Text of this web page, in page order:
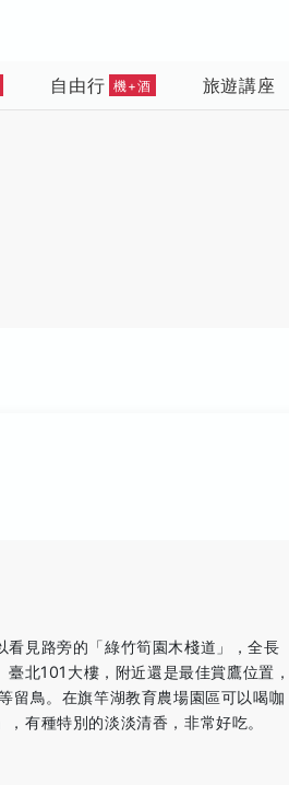
自由行 機+酒 旅遊講座
見路旁的「綠竹筍園木棧道」，全長
北101大樓，附近還是最佳賞鷹位置，
留鳥。在旗竿湖教育農場園區可以喝咖
有種特別的淡淡清香，非常好吃。